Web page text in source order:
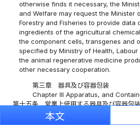
otherwise finds it necessary, the
and Welfare may request the Minister
Forestry and Fisheries to provide data
ingredients of the agricultural
the component cells, transgenes and
specified by Ministry of Health,
the animal regenerative medicine
other necessary cooperation.
第三章 器具及び容器包装
Chapter III Apparatus, and
第十五条
営業上使用する器具及び容器包
ければならない。
Apparatus, and containers
本文